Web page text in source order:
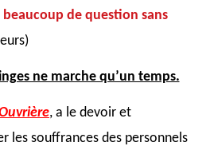
beaucoup de question sans
ne marche qu’un temps.
, a le devoir et
les souffrances des personnels